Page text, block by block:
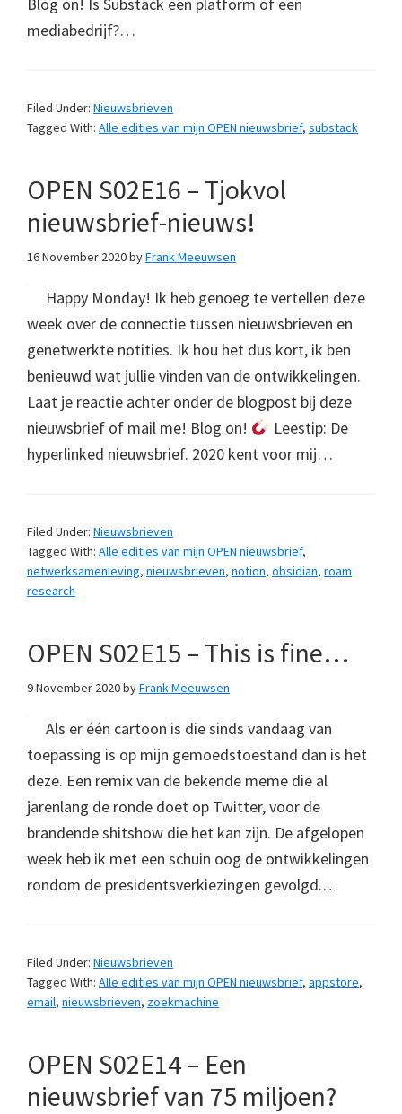
mediabedrijf?…
Filed Under: Nieuwsbrieven
Tagged With: Alle edities van mijn OPEN nieuwsbrief, substack
OPEN S02E16 – Tjokvol
nieuwsbrief-nieuws!
16 November 2020byFrank Meeuwsen
Happy Monday! Ik heb genoeg te vertellen deze
week over de connectie tussen nieuwsbrieven en
genetwerkte notities. Ik hou het dus kort, ik ben
benieuwd wat jullie vinden van de ontwikkelingen.
Laat je reactie achter onder de blogpost bij deze
nieuwsbrief of mail me! Blog on!
Leestip: De
hyperlinked nieuwsbrief. 2020 kent voor mij…
Filed Under: Nieuwsbrieven
Tagged With: Alle edities van mijn OPEN nieuwsbrief,
netwerksamenleving, nieuwsbrieven, notion, obsidian, roam
research
OPEN S02E15 – This is fine…
9 November 2020byFrank Meeuwsen
Als er één cartoon is die sinds vandaag van
toepassing is op mijn gemoedstoestand dan is het
deze. Een remix van de bekende meme die al
jarenlang de ronde doet op Twitter, voor de
brandende shitshow die het kan zijn. De afgelopen
week heb ik met een schuin oog de ontwikkelingen
rondom de presidentsverkiezingen gevolgd.…
Filed Under: Nieuwsbrieven
Tagged With: Alle edities van mijn OPEN nieuwsbrief, appstore,
email, nieuwsbrieven, zoekmachine
OPEN S02E14 – Een
nieuwsbrief van 75 miljoen?